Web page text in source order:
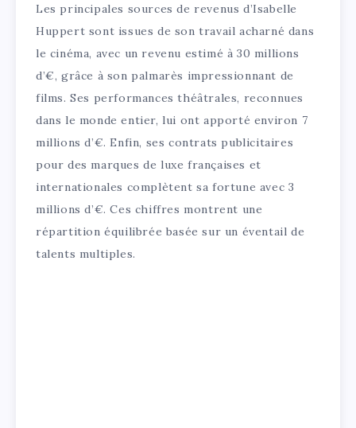
Les principales sources de revenus d’Isabelle
Huppert sont issues de son travail acharné dans
le cinéma, avec un revenu estimé à 30 millions
d’€, grâce à son palmarès impressionnant de
films. Ses performances théâtrales, reconnues
dans le monde entier, lui ont apporté environ 7
millions d’€. Enfin, ses contrats publicitaires
pour des marques de luxe françaises et
internationales complètent sa fortune avec 3
millions d’€. Ces chiffres montrent une
répartition équilibrée basée sur un éventail de
talents multiples.